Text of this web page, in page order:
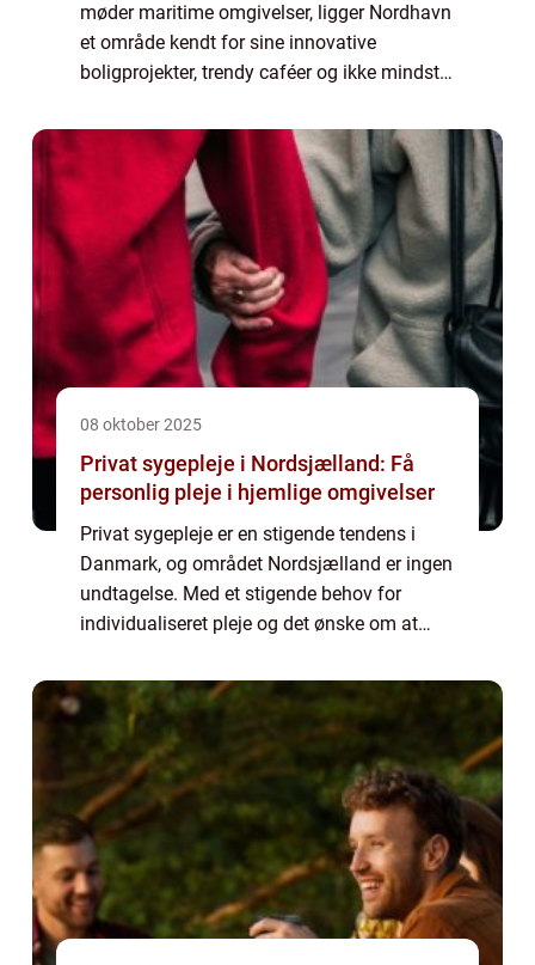
møder maritime omgivelser, ligger Nordhavn
et område kendt for sine innovative
boligprojekter, trendy caféer og ikke mindst
massage ikke ...
08 oktober 2025
Privat sygepleje i Nordsjælland: Få
personlig pleje i hjemlige omgivelser
Privat sygepleje er en stigende tendens i
Danmark, og området Nordsjælland er ingen
undtagelse. Med et stigende behov for
individualiseret pleje og det ønske om at
bliver privat syge...